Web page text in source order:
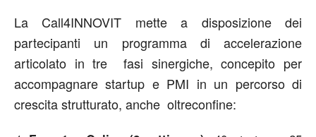
La Call4INNOVIT mette a disposizione dei
partecipanti un programma di accelerazione
articolato in tre fasi sinergiche, concepito per
accompagnare startup e PMI in un percorso di
crescita strutturato, anche oltreconfine: